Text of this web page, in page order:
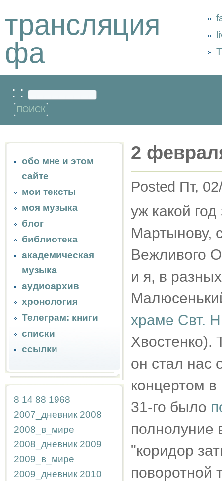
трансляция
фа
: :
обо мне и этом
сайте
мои тексты
моя музыка
блог
библиотека
академическая
музыка
аудиоархив
хронология
Телеграм: книги
списки
ссылки
8 14 88 1968
2007_дневник 2008
2008_в_мире
2008_дневник 2009
2009_в_мире
2009_дневник 2010
2
Posted Пт,
уж какой
Мартынову,
Вежливого
и я, в
храме Свт.
Хвостенко).
он стал нас
концертом
31-го было
полнолуние
"коридор
поворотной